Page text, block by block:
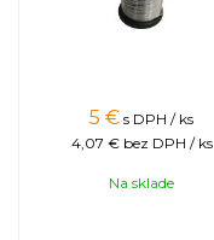
5 € s DPH / ks
4,07 € bez DPH / ks
Na sklade